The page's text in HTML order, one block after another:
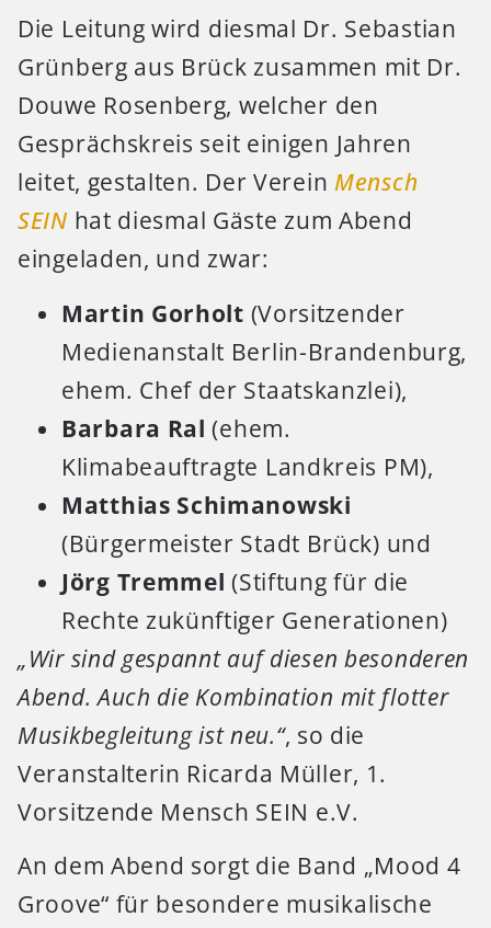
Die Leitung wird diesmal Dr. Sebastian
Grünberg aus Brück zusammen mit Dr.
Douwe Rosenberg, welcher den
Gesprächskreis seit einigen Jahren
leitet, gestalten. Der Verein Mensch
SEIN hat diesmal Gäste zum Abend
eingeladen, und zwar:
Martin Gorholt (Vorsitzender
Medienanstalt Berlin-Brandenburg,
ehem. Chef der Staatskanzlei),
Barbara Ral (ehem.
Klimabeauftragte Landkreis PM),
Matthias Schimanowski
(Bürgermeister Stadt Brück) und
Jörg Tremmel (Stiftung für die
Rechte zukünftiger Generationen)
„Wir sind gespannt auf diesen besonderen
Abend. Auch die Kombination mit flotter
Musikbegleitung ist neu.“, so die
Veranstalterin Ricarda Müller, 1.
Vorsitzende Mensch SEIN e.V.
An dem Abend sorgt die Band „Mood 4
Groove“ für besondere musikalische